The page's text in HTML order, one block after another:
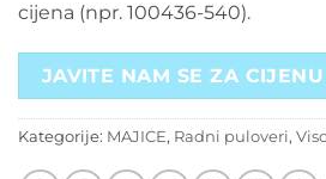
cijena (npr. 100436-540).
JAVITE NAM SE ZA CIJENU
Kategorije: MAJICE, Radni puloveri,